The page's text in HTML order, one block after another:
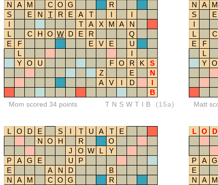
N
A M C O G
R
S
E N T R E A T I
I
I
T A X M A
N
L
C H O W D E R
Q
E
F E V E
U
L
I
Y O U F O R K
S
Z
E
N
A
V I D
I
B
Mom scored 34 points TNSWTIB (15a)
N
A
M
S
E
I
L
C
E
F
L
Y O
Matt
L O D E S I T U A T
E
N O H R
O
J
O W L
Y
P
A G E U
P
E
A N D
B
N
A M C O G
R
L O D
P A G
E
N
A
M